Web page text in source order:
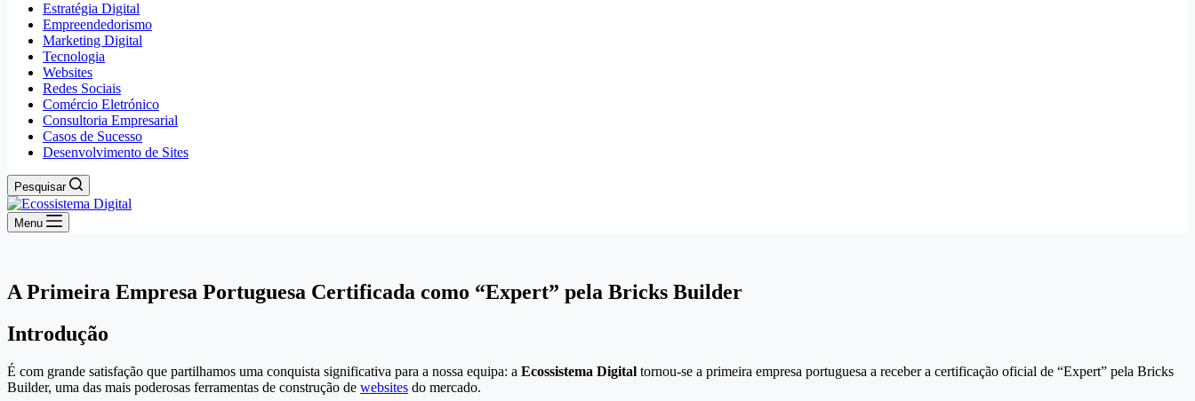
Estratégia Digital
Empreendedorismo
Marketing Digital
Tecnologia
Websites
Redes Sociais
Comércio Eletrónico
Consultoria Empresarial
Casos de Sucesso
Desenvolvimento de Sites
Pesquisar
Menu
A Primeira Empresa Portuguesa Certificada como “Expert” pela Bricks Builder
Introdução
É com grande satisfação que partilhamos uma conquista significativa para a nossa equipa: a Ecossistema Digital tornou-se a primeira empresa portuguesa a receber a certificação oficial de “Expert” pela Bricks
Builder, uma das mais poderosas ferramentas de construção de websites do mercado.